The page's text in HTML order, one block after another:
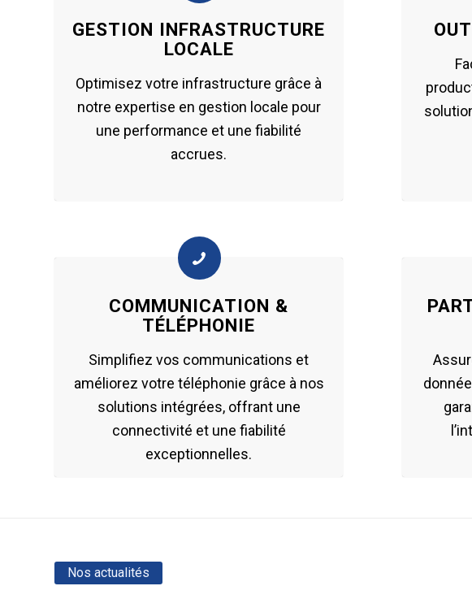
GESTION INFRASTRUCTURE
LOCALE
Optimisez votre infrastructure grâce à
notre expertise en gestion locale pour
une performance et une fiabilité
accrues.
COMMUNICATION &
TÉLÉPHONIE
Simplifiez vos communications et
améliorez votre téléphonie grâce à nos
solutions intégrées, offrant une
connectivité et une fiabilité
exceptionnelles.
Nos actualités